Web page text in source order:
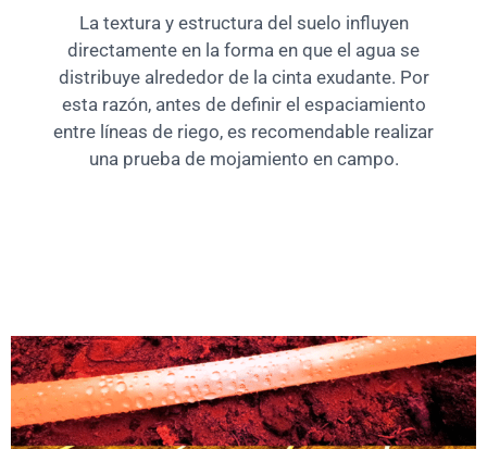
La textura y estructura del suelo influyen
directamente en la forma en que el agua se
distribuye alrededor de la cinta exudante. Por
esta razón, antes de definir el espaciamiento
entre líneas de riego, es recomendable realizar
una prueba de mojamiento en campo.